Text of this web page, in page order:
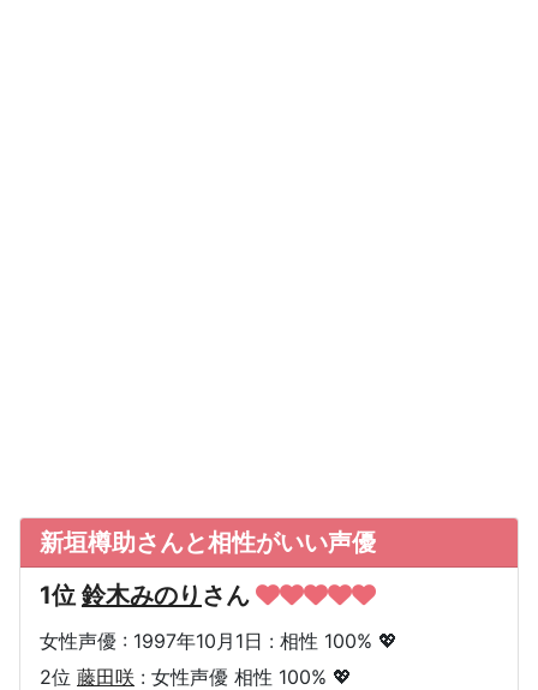
新垣樽助さんと相性がいい声優
1位 鈴木みのり さん
女性声優 : 1997年10月1日 : 相性 100% 💖
2位 藤田咲 : 女性声優 相性 100% 💖